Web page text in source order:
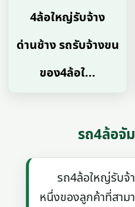
4ล้อใหญ่รับจ้าง
ด่านช้าง รถรับจ้างขน
ของ4ล้อใ...
รถ4ล้อจั
รถ4ล้อใหญ่รับจ้า
หนึ่งของลูกค้าที่สาม